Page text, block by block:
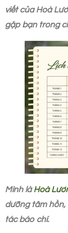
viết của Hoà
gặp bạn trong
Mình làHoà
dưỡng tâm hồn,
tác báo chí.